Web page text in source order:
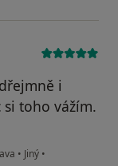
i
si toho vážím.
• Jiný •